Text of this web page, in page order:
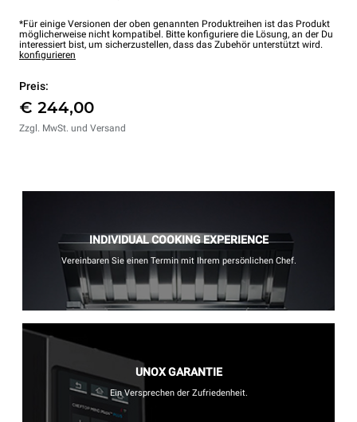
*Für einige Versionen der oben genannten Produktreihen ist das Produkt
möglicherweise nicht kompatibel. Bitte konfiguriere die Lösung, an der Du
interessiert bist, um sicherzustellen, dass das Zubehör unterstützt wird.
konfigurieren
Preis:
€ 244,00
Zzgl. MwSt. und Versand
INDIVIDUAL COOKING EXPERIENCE
Vereinbaren Sie einen Termin mit Ihrem persönlichen Chef.
UNOX GARANTIE
Ein Versprechen der Zufriedenheit.